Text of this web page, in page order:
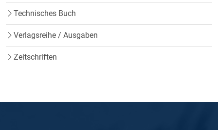
Technisches Buch
Verlagsreihe / Ausgaben
Zeitschriften